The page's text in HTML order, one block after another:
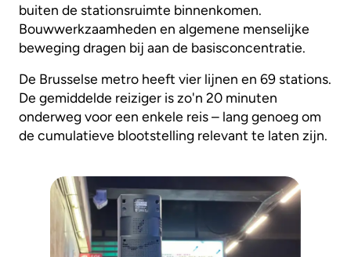
buiten de stationsruimte binnenkomen.
Bouwwerkzaamheden en algemene menselijke
beweging dragen bij aan de basisconcentratie.
De Brusselse metro heeft vier lijnen en 69 stations.
De gemiddelde reiziger is zo'n 20 minuten
onderweg voor een enkele reis – lang genoeg om
de cumulatieve blootstelling relevant te laten zijn.